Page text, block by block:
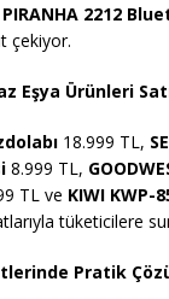
PIRANHA 2212
çekiyor.
Eşya Ürünleri
18.999 TL,
8.999 TL,
TL ve KIWI KWP-
tüketicilere
Pratik